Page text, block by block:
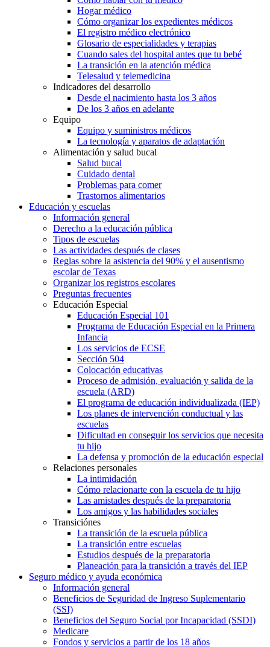
Hogar médico
Cómo organizar los expedientes médicos
El registro médico electrónico
Glosario de especialidades y terapias
Cuando sales del hospital antes que tu bebé
La transición en la atención médica
Telesalud y telemedicina
Indicadores del desarrollo
Desde el nacimiento hasta los 3 años
De los 3 años en adelante
Equipo
Equipo y suministros médicos
La tecnología y aparatos de adaptación
Alimentación y salud bucal
Salud bucal
Cuidado dental
Problemas para comer
Trastornos alimentarios
Educación y escuelas
Información general
Derecho a la educación pública
Tipos de escuelas
Las actividades después de clases
Reglas sobre la asistencia del 90% y el ausentismo
escolar de Texas
Organizar los registros escolares
Preguntas frecuentes
Educación Especial
Educación Especial 101
Programa de Educación Especial en la Primera
Infancia
Los servicios de ECSE
Sección 504
Colocación educativas
Proceso de admisión, evaluación y salida de la
escuela (ARD)
El programa de educación individualizada (IEP)
Los planes de intervención conductual y las
escuelas
Dificultad en conseguir los servicios que necesita
tu hijo
La defensa y promoción de la educación especial
Relaciones personales
La intimidación
Cómo relacionarte con la escuela de tu hijo
Las amistades después de la preparatoria
Los amigos y las habilidades sociales
Transiciónes
La transición de la escuela pública
La transición entre escuelas
Estudios después de la preparatoria
Planeación para la transición a través del IEP
Seguro médico y ayuda económica
Información general
Beneficios de Seguridad de Ingreso Suplementario
(SSI)
Beneficios del Seguro Social por Incapacidad (SSDI)
Medicare
Fondos y servicios a partir de los 18 años